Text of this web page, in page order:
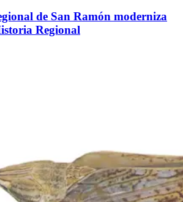
de San Ramón moderniza
Regional